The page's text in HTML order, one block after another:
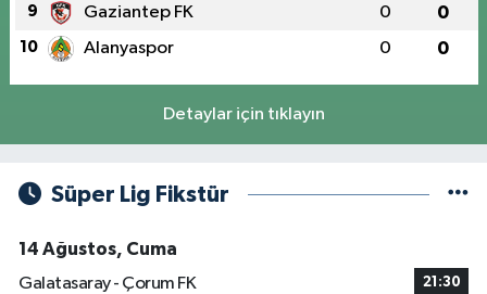
9 Gaziantep FK 0 0
10 Alanyaspor 0 0
Detaylar için tıklayın
Süper Lig Fikstür
14 Ağustos, Cuma
Galatasaray - Çorum FK
21:30